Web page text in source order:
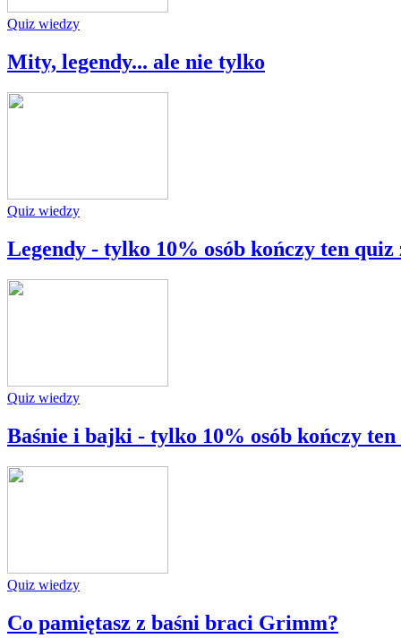
Quiz wiedzy
Mity, legendy... ale nie tylko
Quiz wiedzy
Legendy - tylko 10% osób kończy ten
Quiz wiedzy
Baśnie i bajki - tylko 10% osób kończy
Quiz wiedzy
Co pamiętasz z baśni braci Grimm?